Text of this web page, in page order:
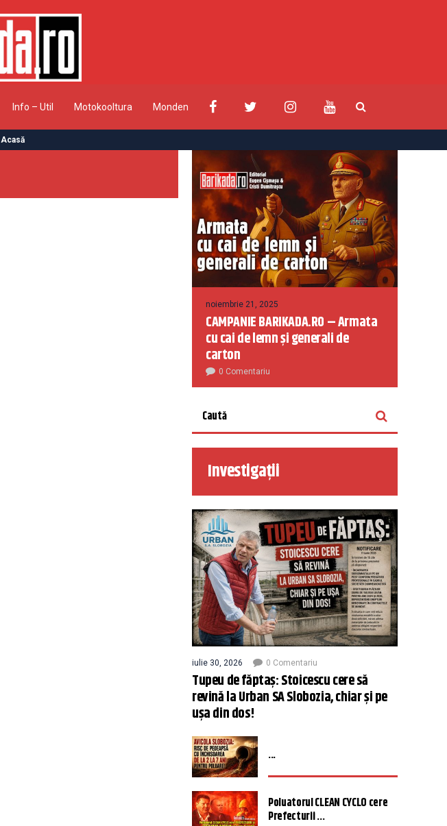
Info – Util Motokooltura Monden
Acasă
noiembrie 21, 2025
CAMPANIE BARIKADA.RO – Armata
cu cai de lemn și generali de
carton
0 Comentariu
Investigații
iulie 30, 2026 0 Comentariu
Tupeu de făptaș: Stoicescu cere să
revină la Urban SA Slobozia, chiar și pe
ușa din dos!
...
Poluatorul CLEAN CYCLO cere
Prefecturii ...